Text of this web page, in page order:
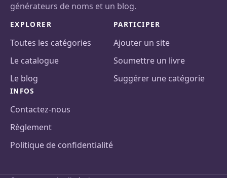
générateurs de noms et un blog.
EXPLORER
Toutes les catégories
Le catalogue
Le blog
PARTICIPER
Ajouter un site
Soumettre un livre
Suggérer une catégorie
INFOS
Contactez-nous
Règlement
Politique de confidentialité